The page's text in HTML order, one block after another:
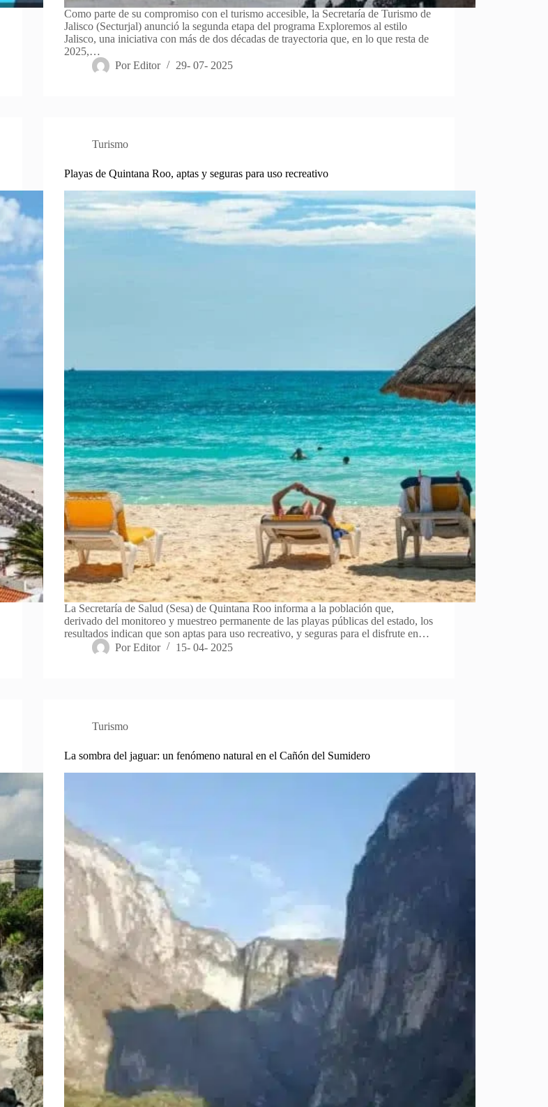
Como parte de su compromiso con el turismo accesible, la Secretaría de Turismo de
Jalisco (Secturjal) anunció la segunda etapa del programa Exploremos al estilo
Jalisco, una iniciativa con más de dos décadas de trayectoria que, en lo que resta de
2025,…
Por Editor 29- 07- 2025
Turismo
Playas de Quintana Roo, aptas y seguras para uso recreativo
La Secretaría de Salud (Sesa) de Quintana Roo informa a la población que,
derivado del monitoreo y muestreo permanente de las playas públicas del estado, los
resultados indican que son aptas para uso recreativo, y seguras para el disfrute en…
Por Editor 15- 04- 2025
Turismo
La sombra del jaguar: un fenómeno natural en el Cañón del Sumidero